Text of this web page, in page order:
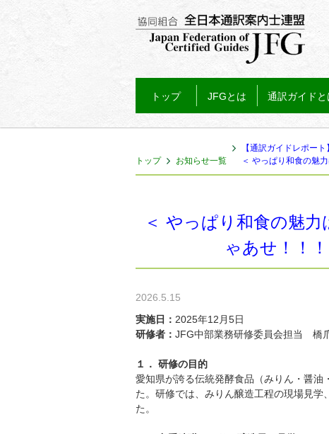
トップ JFGとは 通訳ガイドと
トップ お知らせ一覧
【通訳ガイドレポー
＜ やっぱり和食の魅
＜ やっぱり和食の魅
ゃあせ！！
2026.5.15
実施日： 2025年12月5日
研修者： JFG中部業務研修委員会担当 橋
１． 研修の目的
愛知県が誇る伝統発酵食品（みりん・醤
た。研修では、みりん醸造工程の現場見
た。